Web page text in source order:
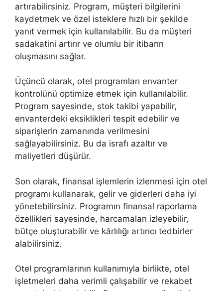
artırabilirsiniz. Program, müşteri bilgilerini
kaydetmek ve özel isteklere hızlı bir şekilde
yanıt vermek için kullanılabilir. Bu da müşteri
sadakatini artırır ve olumlu bir itibarın
oluşmasını sağlar.
Üçüncü olarak, otel programları envanter
kontrolünü optimize etmek için kullanılabilir.
Program sayesinde, stok takibi yapabilir,
envanterdeki eksiklikleri tespit edebilir ve
siparişlerin zamanında verilmesini
sağlayabilirsiniz. Bu da israfı azaltır ve
maliyetleri düşürür.
Son olarak, finansal işlemlerin izlenmesi için otel
programı kullanarak, gelir ve giderleri daha iyi
yönetebilirsiniz. Programın finansal raporlama
özellikleri sayesinde, harcamaları izleyebilir,
bütçe oluşturabilir ve kârlılığı artırıcı tedbirler
alabilirsiniz.
Otel programlarının kullanımıyla birlikte, otel
işletmeleri daha verimli çalışabilir ve rekabet